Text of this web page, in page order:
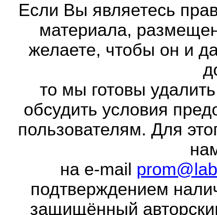
Если Вы являетесь
материала,
желаете, чтобы он и
то мы готовы
обсудить условия
пользователям. Для
на e-mail
подтверждением
защищённый